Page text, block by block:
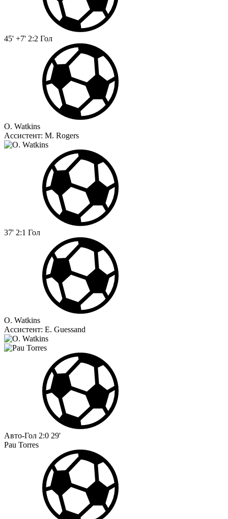
45' +7' 2:2 Гол
O. Watkins
Ассистент: M. Rogers
37' 2:1 Гол
O. Watkins
Ассистент: E. Guessand
Авто-Гол 2:0 29'
Pau Torres